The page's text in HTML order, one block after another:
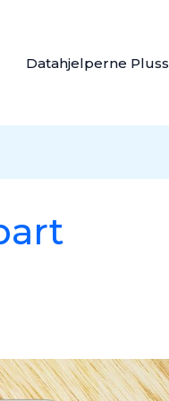
Datahjelperne Pluss